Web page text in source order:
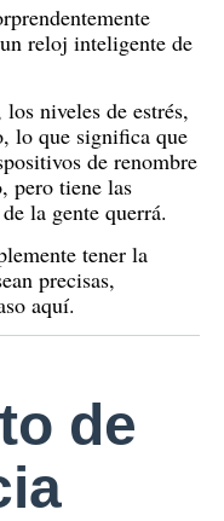
reloj inteligente de
niveles de estrés,
lo que significa que
de renombre
pero tiene las
la gente querrá.
tener la
precisas,
aquí.
de